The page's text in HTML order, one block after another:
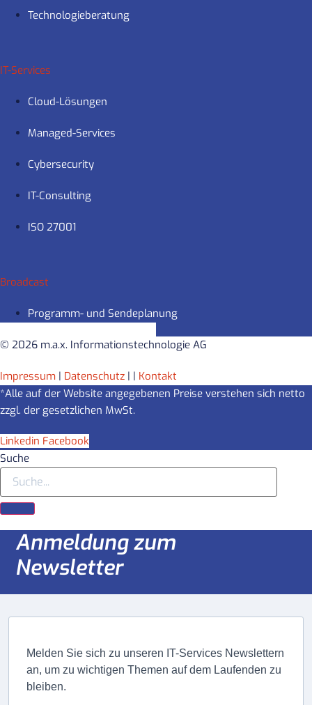
Technologieberatung
IT-Services
Cloud-Lösungen
Managed-Services
Cybersecurity
IT-Consulting
ISO 27001
Broadcast
Programm- und Sendeplanung
© 2026 m.a.x. Informationstechnologie AG
Impressum | Datenschutz | | Kontakt
*Alle auf der Website angegebenen Preise verstehen sich netto
zzgl. der gesetzlichen MwSt.
Linkedin Facebook
Suche
Anmeldung zum
Newsletter
Melden Sie sich zu unseren IT-Services Newslettern
an, um zu wichtigen Themen auf dem Laufenden zu
bleiben.